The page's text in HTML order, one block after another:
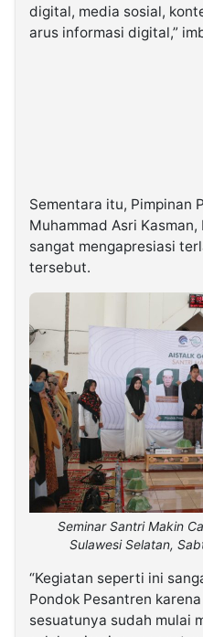
digital, media sosial,
arus informasi digital,”
Sementara itu, Pimpinan
Muhammad Asri
sangat mengapresiasi
tersebut.
Seminar Santri Makin
Sulawesi Selatan,
“Kegiatan seperti ini
Pondok Pesantren
sesuatunya sudah mulai